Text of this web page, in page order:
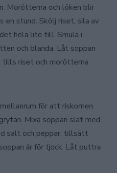
Morötterna och löken blir
en stund. Skölj riset, sila av
hela lite till. Smula i
och blanda. Låt soppan
tills riset och morötterna
för att riskornen
Mixa soppan slät med
salt och peppar, tillsätt
är för tjock. Låt puttra